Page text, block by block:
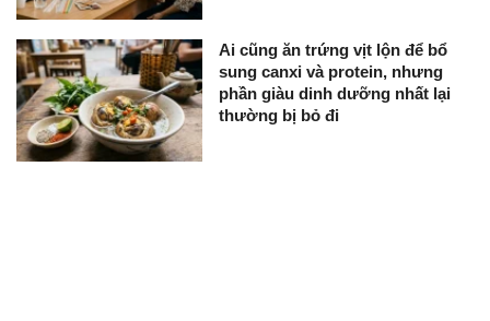
Ai cũng ăn trứng vịt lộn để bổ
sung canxi và protein, nhưng
phần giàu dinh dưỡng nhất lại
thường bị bỏ đi